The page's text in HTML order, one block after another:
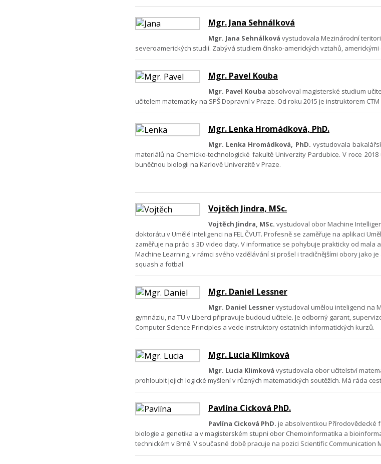
Mgr. Jana Sehnálková
Mgr. Jana Sehnálková vystudovala Mezinárodní
severoamerických studií. Zabývá studiem čínsko-amerických vztahů,
Mgr. Pavel Kouba
Mgr. Pavel Kouba absolvoval magisterské studium
učitelem matematiky na SPŠ Dopravní v Praze. Od roku 2015 je instruktorem
Mgr. Lenka Hromádková, PhD.
Mgr. Lenka Hromádková, PhD. vystudovala
materiálů na Chemicko-technologické fakultě Univerzity Pardubice. V roce
buněčnou biologii na Karlově Univerzitě v Praze.
Vojtěch Jindra, MSc.
Vojtěch Jindra, MSc. vystudoval obor Machine
doktorátu v Umělé Inteligenci na FEL ČVUT. Profesně se zaměřuje na aplikaci
zaměřuje na práci s 3D video daty. V informatice se pohybuje prakticky od
Machine Learning, v rámci svého vzdělávání si prošel i tradičnějšími obory jako
squash a fotbal.
Mgr. Daniel Lessner
Mgr. Daniel Lessnervystudoval umělou inteligenci na
gymnáziu, na TU v Liberci připravuje budoucí učitele. Je odborný garant,
Computer Science Principles a vede instruktory ostatních informatických kurzů.
Mgr. Lucia Klimková
Mgr. Lucia Klimková vystudovala obor učitelství
prohloubit jejich logické myšlení v různých matematických soutěžích. Má ráda
Pavlína Cicková PhD.
Pavlína Cicková PhD. je absolventkou Přírodovědecké
biologie a genetika a v magisterském stupni obor Chemoinformatika a
technickém v Brně. V současné době pracuje na pozici Scientific